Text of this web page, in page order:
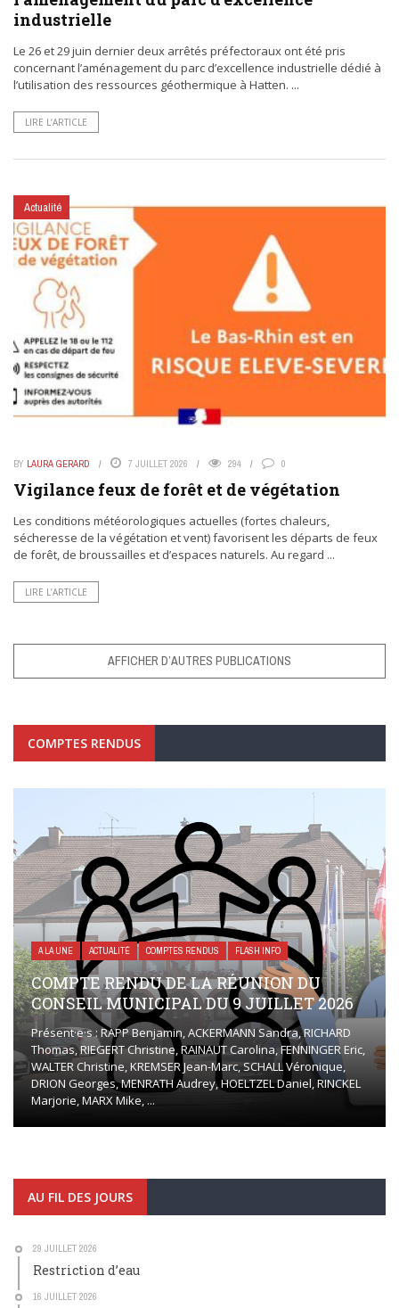
industrielle
Le 26 et 29 juin dernier deux arrêtés préfectoraux ont été pris
concernant l’aménagement du parc d’excellence industrielle dédié à
l’utilisation des ressources géothermique à Hatten. ...
LIRE L’ARTICLE
Actualité
BY LAURA GERARD 7 JUILLET 2026 294 0
Vigilance feux de forêt et de végétation
Les conditions météorologiques actuelles (fortes chaleurs,
sécheresse de la végétation et vent) favorisent les départs de feux
de forêt, de broussailles et d’espaces naturels. Au regard ...
LIRE L’ARTICLE
AFFICHER D’AUTRES PUBLICATIONS
COMPTES RENDUS
A LA UNE ACTUALITÉ COMPTES RENDUS FLASH INFO
COMPTE RENDU DE LA RÉUNION DU
CONSEIL MUNICIPAL DU 9 JUILLET 2026
Présent·e·s : RAPP Benjamin, ACKERMANN Sandra, RICHARD
Thomas, RIEGERT Christine, RAINAUT Carolina, FENNINGER Eric,
WALTER Christine, KREMSER Jean-Marc, SCHALL Véronique,
DRION Georges, MENRATH Audrey, HOELTZEL Daniel, RINCKEL
Marjorie, MARX Mike, ...
AU FIL DES JOURS
29 JUILLET 2026
Restriction d’eau
16 JUILLET 2026